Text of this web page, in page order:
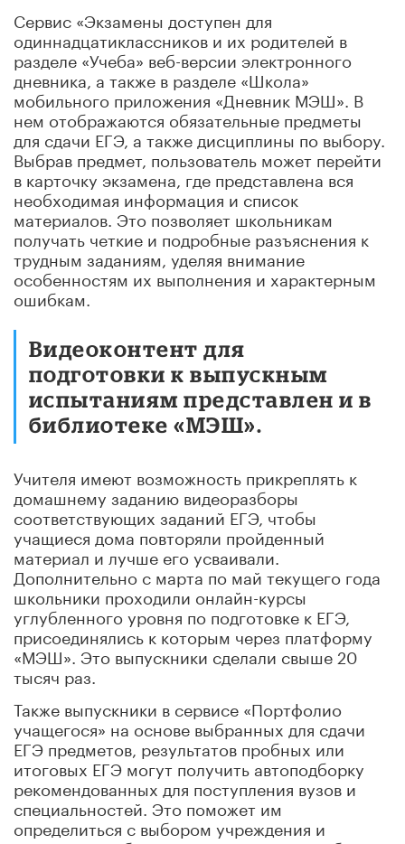
Сервис «Экзамены доступен для
одиннадцатиклассников и их родителей в
разделе «Учеба» веб-версии электронного
дневника, а также в разделе «Школа»
мобильного приложения «Дневник МЭШ». В
нем отображаются обязательные предметы
для сдачи ЕГЭ, а также дисциплины по выбору.
Выбрав предмет, пользователь может перейти
в карточку экзамена, где представлена вся
необходимая информация и список
материалов. Это позволяет школьникам
получать четкие и подробные разъяснения к
трудным заданиям, уделяя внимание
особенностям их выполнения и характерным
ошибкам.
Видеоконтент для
подготовки к выпускным
испытаниям представлен и в
библиотеке «МЭШ».
Учителя имеют возможность прикреплять к
домашнему заданию видеоразборы
соответствующих заданий ЕГЭ, чтобы
учащиеся дома повторяли пройденный
материал и лучше его усваивали.
Дополнительно с марта по май текущего года
школьники проходили онлайн-курсы
углубленного уровня по подготовке к ЕГЭ,
присоединялись к которым через платформу
«МЭШ». Это выпускники сделали свыше 20
тысяч раз.
Также выпускники в сервисе «Портфолио
учащегося» на основе выбранных для сдачи
ЕГЭ предметов, результатов пробных или
итоговых ЕГЭ могут получить автоподборку
рекомендованных для поступления вузов и
специальностей. Это поможет им
определиться с выбором учреждения и